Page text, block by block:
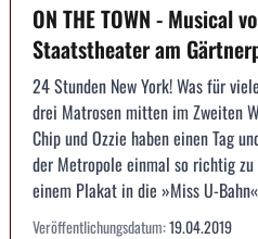
ON THE TOWN - Musical
Staatstheater am
24 Stunden New York! Was für
drei Matrosen mitten im Zweiten
Chip und Ozzie haben einen Tag
der Metropole einmal so richtig
einem Plakat in die »Miss U-
Veröffentlichungsdatum:19.04.2019